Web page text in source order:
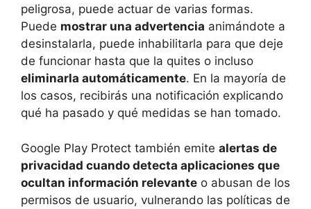
peligrosa, puede actuar de varias formas.
Puede mostrar una advertencia animándote a
desinstalarla, puede inhabilitarla para que deje
de funcionar hasta que la quites o incluso
eliminarla automáticamente. En la mayoría de
los casos, recibirás una notificación explicando
qué ha pasado y qué medidas se han tomado.
Google Play Protect también emite alertas de
privacidad cuando detecta aplicaciones que
ocultan información relevante o abusan de los
permisos de usuario, vulnerando las políticas de